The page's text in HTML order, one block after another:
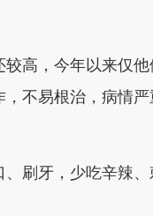
高，今年以来仅他
不易根治，病情
刷牙，少吃辛辣、